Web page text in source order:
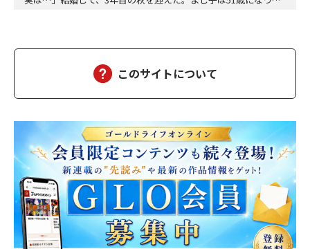
ん、幸せになった）夫の雅彦は、相変わらず口数は多くな…
このサイトについて